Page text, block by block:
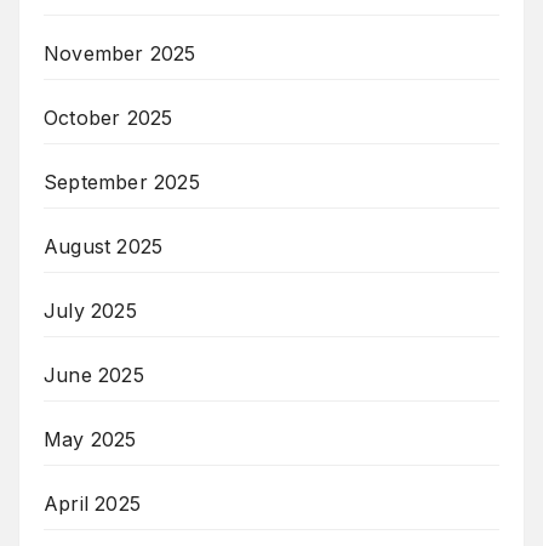
November 2025
October 2025
September 2025
August 2025
July 2025
June 2025
May 2025
April 2025